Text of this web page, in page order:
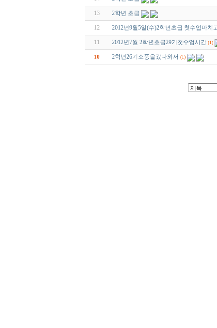
13 2학년 초급
12 2012년9월5일(수)2학년초급 첫수업마치
11 2012년7월 2학년초급29기첫수업시간 (1)
10 2학년26기소풍을갔다와서 (1)